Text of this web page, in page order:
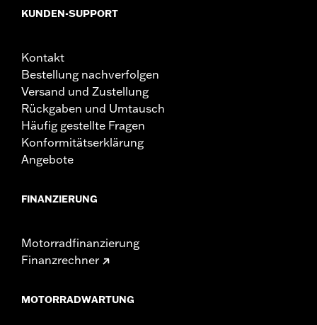
KUNDEN-SUPPORT
Kontakt
Bestellung nachverfolgen
Versand und Zustellung
Rückgaben und Umtausch
Häufig gestellte Fragen
Konformitätserklärung
Angebote
FINANZIERUNG
Motorradfinanzierung
Finanzrechner
MOTORRADWARTUNG